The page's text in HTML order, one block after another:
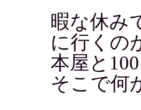
暇な休み
に行くの
本屋と
そこで何